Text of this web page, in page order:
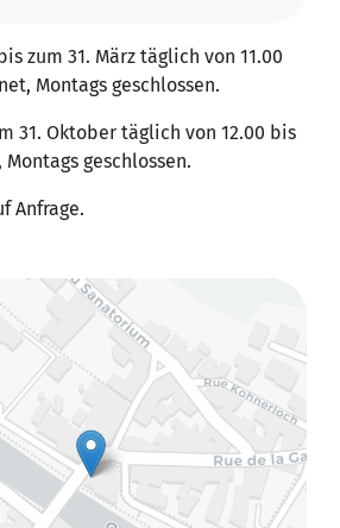
zum 31. März täglich von 11.00
Montags geschlossen.
31. Oktober täglich von 12.00 bis
geschlossen.
Anfrage.